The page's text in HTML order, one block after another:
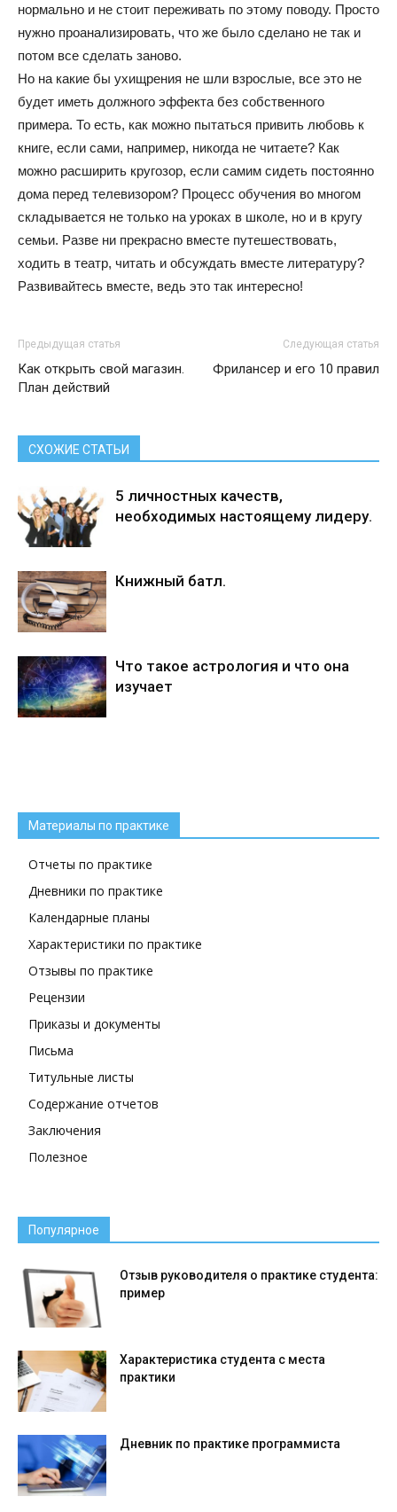
нормально и не стоит переживать по этому поводу. Просто
нужно проанализировать, что же было сделано не так и
потом все сделать заново.
Но на какие бы ухищрения не шли взрослые, все это не
будет иметь должного эффекта без собственного
примера. То есть, как можно пытаться привить любовь к
книге, если сами, например, никогда не читаете? Как
можно расширить кругозор, если самим сидеть постоянно
дома перед телевизором? Процесс обучения во многом
складывается не только на уроках в школе, но и в кругу
семьи. Разве ни прекрасно вместе путешествовать,
ходить в театр, читать и обсуждать вместе литературу?
Развивайтесь вместе, ведь это так интересно!
Предыдущая статья
Как открыть свой магазин.
План действий
Следующая статья
Фрилансер и его 10 правил
СХОЖИЕ СТАТЬИ
5 личностных качеств,
необходимых настоящему лидеру.
Книжный батл.
Что такое астрология и что она
изучает
Материалы по практике
Отчеты по практике
Дневники по практике
Календарные планы
Характеристики по практике
Отзывы по практике
Рецензии
Приказы и документы
Письма
Титульные листы
Содержание отчетов
Заключения
Полезное
Популярное
Отзыв руководителя о практике студента:
пример
Характеристика студента с места
практики
Дневник по практике программиста